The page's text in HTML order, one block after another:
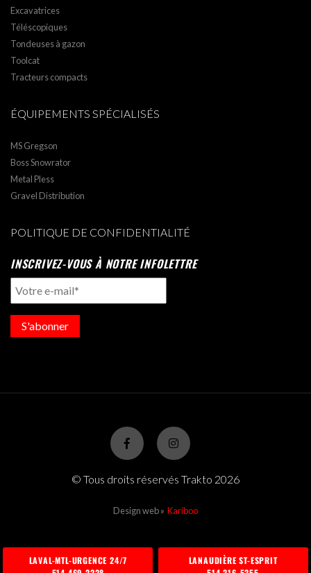
Excavatrices
Téléscopiques
Tondeuses à gazon
Toolcat
Tracteurs compacts
ÉQUIPEMENTS SPÉCIALISÉS
MS Gregson
Boss Snowrator
Metal Pless
Gravel Distribution
POLITIQUE DE CONFIDENTIALITÉ
INSCRIVEZ-VOUS À NOTRE INFOLETTRE
S'abonner
© Tous droits réservés Trakto 2026
Design web » Kariboo
LAVAL-MTL-URGENCE 24/7
LANAUDIÈRE ST-ESPRIT